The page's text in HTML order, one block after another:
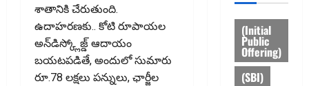
శాతానికి చేరుతుంది.
ఉదాహరణకు.. కోటి రూపాయల
అన్‌డిస్క్లోజ్డ్ ఆదాయం
బయటపడితే, అందులో సుమారు
రూ.78 లక్షలు పన్నులు, ఛార్జీల
(Initial
Public
Offering)
(SBI)